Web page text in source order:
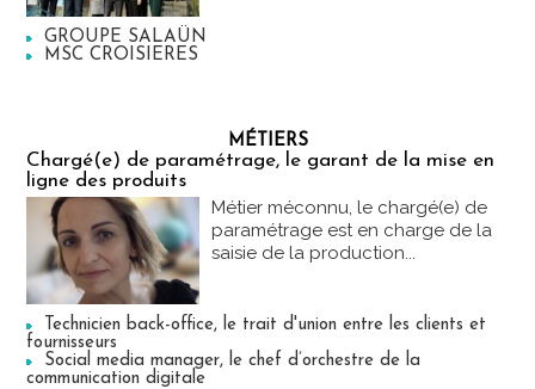
GROUPE SALAÜN
MSC CROISIERES
MÉTIERS
Chargé(e) de paramétrage, le garant de la mise en
ligne des produits
Métier méconnu, le chargé(e) de
paramétrage est en charge de la
saisie de la production...
Technicien back-office, le trait d'union entre les clients et
fournisseurs
Social media manager, le chef d’orchestre de la
communication digitale